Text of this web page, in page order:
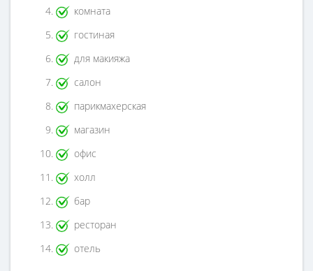
комната
гостиная
для макияжа
салон
парикмахерская
магазин
офис
холл
бар
ресторан
отель